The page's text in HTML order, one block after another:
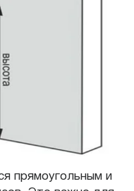
прямоугольным и